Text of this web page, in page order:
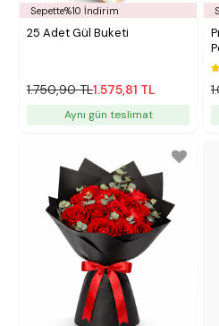
Sepette%10 İndirim
25 Adet Gül Buketi
1.750,90 TL1.575,81 TL
Aynı gün teslimat